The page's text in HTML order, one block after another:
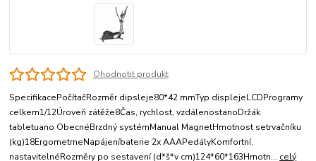
Ohodnotit produkt
SpecifikacePočítačRozměr dipsleje80*42 mmTyp displejeLCDProgramy
celkem1/12Úroveň zátěže8Čas, rychlost, vzdálenostanoDržák
tabletuano ObecnéBrzdný systémManual MagnetHmotnost setrvačníku
(kg)18ErgometrneNapájeníbaterie 2x AAAPedályKomfortní,
nastavitelnéRozměry po sestavení (d*š*v cm)124*60*163Hmotn... celý